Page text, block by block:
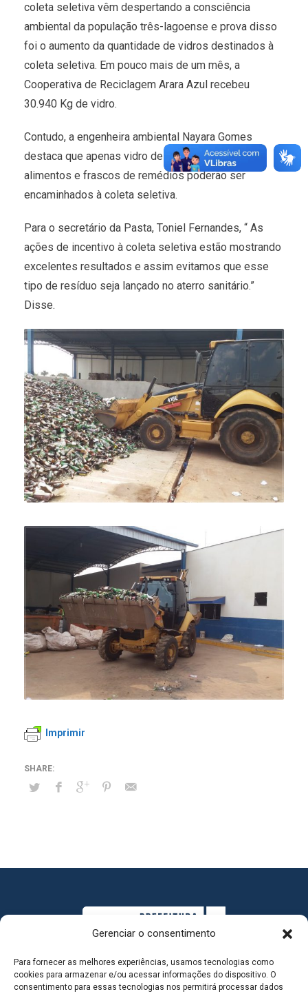
Gerenciar o consentimento
Para fornecer as melhores experiências, usamos tecnologias como
cookies para armazenar e/ou acessar informações do dispositivo. O
consentimento para essas tecnologias nos permitirá processar dados
coleta seletiva vêm despertando a consciência
ambiental da população três-lagoense e prova disso
foi o aumento da quantidade de vidros destinados à
coleta seletiva. Em pouco mais de um mês, a
Cooperativa de Reciclagem Arara Azul recebeu
30.940 Kg de vidro.
Contudo, a engenheira ambiental Nayara Gomes
destaca que apenas vidro de garrafas, potes de
alimentos e frascos de remédios poderão ser
encaminhados à coleta seletiva.
Para o secretário da Pasta, Toniel Fernandes, “ As
ações de incentivo à coleta seletiva estão mostrando
excelentes resultados e assim evitamos que esse
tipo de resíduo seja lançado no aterro sanitário.”
Disse.
Imprimir